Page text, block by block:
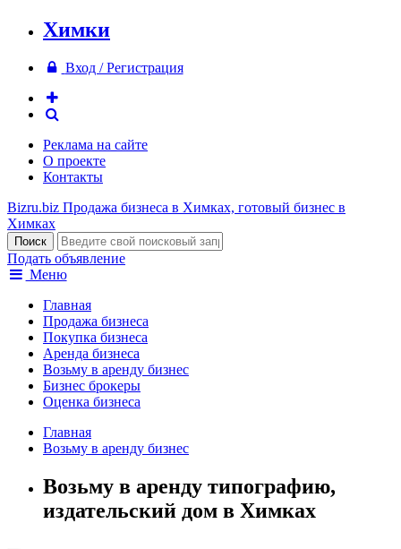
Химки
Вход / Регистрация
Реклама на сайте
О проекте
Контакты
Bizru.biz Продажа бизнеса в Химках, готовый бизнес в
Химках
Подать объявление
Меню
Главная
Продажа бизнеса
Покупка бизнеса
Аренда бизнеса
Возьму в аренду бизнес
Бизнес брокеры
Оценка бизнеса
Главная
Возьму в аренду бизнес
Возьму в аренду типографию,
издательский дом в Химках